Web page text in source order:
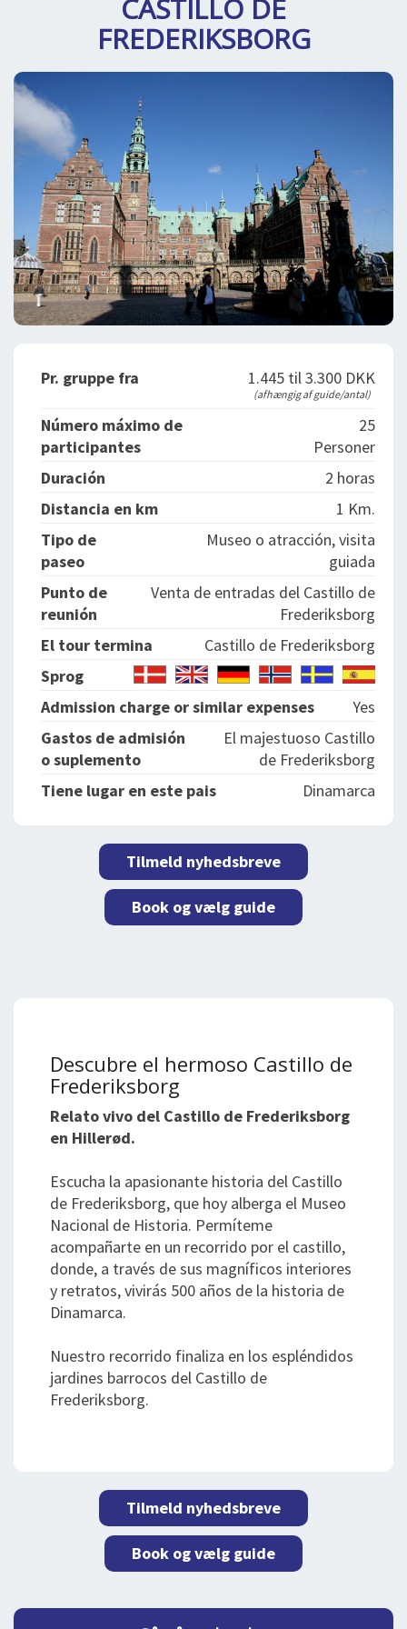
FOREDRAG
OM OS
CASTILLO DE
FREDERIKSBORG
Pr. gruppe fra 1.445 til 3.300 DKK
(afhængig af guide/antal)
Número máximo de
participantes
25
Personer
Duración
2 horas
Distancia en km
1 Km.
Tipo de
paseo
Museo o atracción, visita
guiada
Punto de
reunión
Venta de entradas del Castillo de
Frederiksborg
El tour termina
Castillo de Frederiksborg
Sprog
Admission charge or similar expenses
Yes
Gastos de admisión
o suplemento
El majestuoso Castillo
de Frederiksborg
Tiene lugar en este pais
Dinamarca
Tilmeld nyhedsbreve
Book og vælg guide
Descubre el hermoso Castillo de
Frederiksborg
Relato vivo del Castillo de Frederiksborg
en Hillerød.
Escucha la apasionante historia del Castillo
de Frederiksborg, que hoy alberga el Museo
Nacional de Historia. Permíteme
acompañarte en un recorrido por el castillo,
donde, a través de sus magníficos interiores
y retratos, vivirás 500 años de la historia de
Dinamarca.
Nuestro recorrido finaliza en los espléndidos
jardines barrocos del Castillo de
Frederiksborg.
Tilmeld nyhedsbreve
Book og vælg guide